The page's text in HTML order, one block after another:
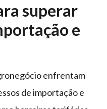
superar
e
enfrentam
de importação e